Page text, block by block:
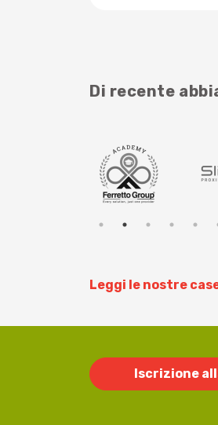
Di recente
Leggi le nostre
Iscrizione